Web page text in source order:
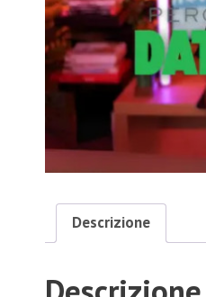
Descrizione